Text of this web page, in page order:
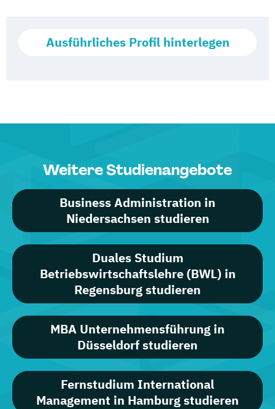
Ausführliches Profil hinterlegen
Weitere Studienangebote
Business Administration in
Niedersachsen studieren
Duales Studium
Betriebswirtschaftslehre (BWL) in
Regensburg studieren
MBA Unternehmensführung in
Düsseldorf studieren
Fernstudium International
Management in Hamburg studieren